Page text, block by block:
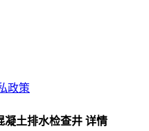
政策
凝土排水检查井 详情